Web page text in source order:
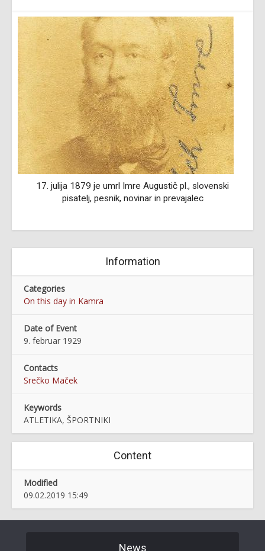
17. julija 1879 je umrl Imre Augustič pl., slovenski
pisatelj, pesnik, novinar in prevajalec
Information
Categories
On this day in Kamra
Date of Event
9. februar 1929
Contacts
Srečko Maček
Keywords
ATLETIKA, ŠPORTNIKI
Content
Modified
09.02.2019 15:49
News